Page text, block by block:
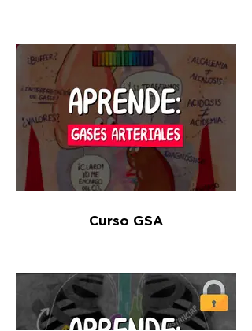
Curso GSA